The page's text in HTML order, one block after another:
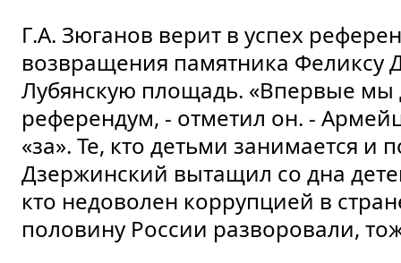
Г.А. Зюганов верит в успех
возвращения памятника Феликсу
Лубянскую площадь. «Впервые мы
референдум, - отметил он. -
«за». Те, кто детьми занимается и
Дзержинский вытащил со дна
кто недоволен коррупцией в
половину России разворовали,